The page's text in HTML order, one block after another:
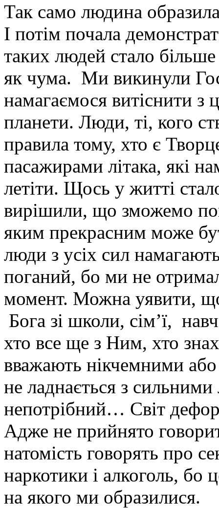
Так само людина
І потім почала
таких людей стало більше
як чума. Ми викинули
намагаємося витіснити з
планети. Люди, ті, кого
правила тому, хто є
пасажирами літака, які
летіти. Щось у житті
вирішили, що зможемо
яким прекрасним може
люди з усіх сил
поганий, бо ми не
момент. Можна уявити,
Бога зі школи, сім’ї,
хто все ще з Ним, хто
вважають нікчемними
не ладнається з
непотрібний… Світ
Адже не прийнято
натомість говорять про
наркотики і алкоголь, бо
на якого ми образилися.